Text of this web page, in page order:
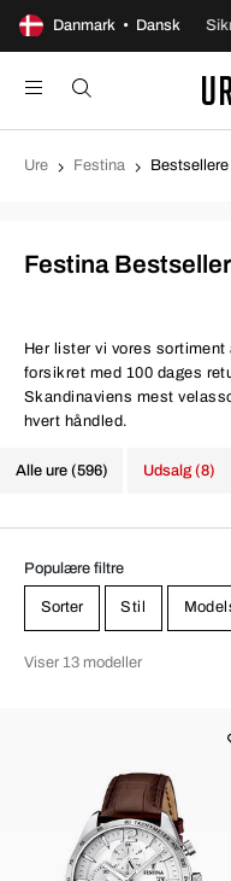
Danmark • Dansk
åbent køb Sikre
Ure Festina Bestsellere
Festina
Her lister vi vores
forsikret med 100 dages
Skandinaviens mest
hvert håndled.
Alle ure (596) Udsalg (8)
Populære filtre
Sorter Stil
Viser 13 modeller